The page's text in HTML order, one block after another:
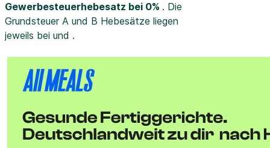
Gewerbesteuerhebesatz bei 0% . Die
Grundsteuer A und B Hebesätze liegen
jeweils bei und .